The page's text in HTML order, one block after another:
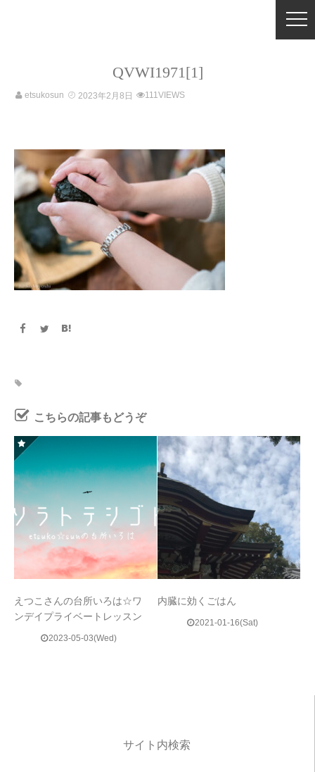
QVWI1971[1]
etsukosun 2023年2月8日 111VIEWS
こちらの記事もどうぞ
えつこさんの台所いろは☆ワ
ンデイプライベートレッスン
2023-05-03(Wed)
内臓に効くごはん
2021-01-16(Sat)
サイト内検索